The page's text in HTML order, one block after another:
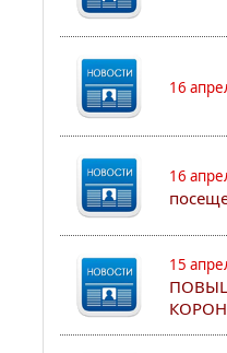
16
16
15